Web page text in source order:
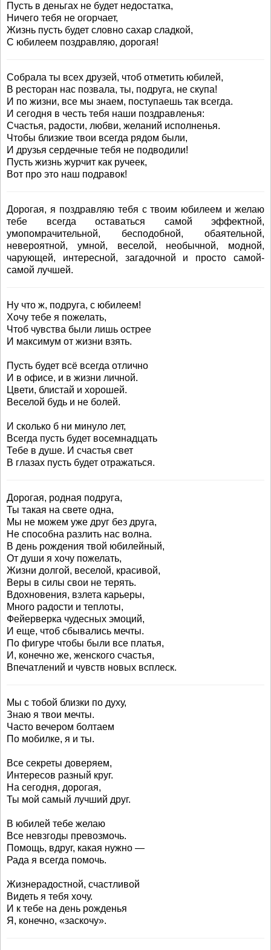
Пусть в деньгах не будет недостатка,
Ничего тебя не огорчает,
Жизнь пусть будет словно сахар сладкой,
С юбилеем поздравляю, дорогая!
Собрала ты всех друзей, чтоб отметить юбилей,
В ресторан нас позвала, ты, подруга, не скупа!
И по жизни, все мы знаем, поступаешь так всегда.
И сегодня в честь тебя наши поздравленья:
Счастья, радости, любви, желаний исполненья.
Чтобы близкие твои всегда рядом были,
И друзья сердечные тебя не подводили!
Пусть жизнь журчит как ручеек,
Вот про это наш подравок!
Дорогая, я поздравляю тебя с твоим юбилеем и желаю
тебе всегда оставаться самой эффектной,
умопомрачительной, бесподобной, обаятельной,
невероятной, умной, веселой, необычной, модной,
чарующей, интересной, загадочной и просто самой-
самой лучшей.
Ну что ж, подруга, с юбилеем!
Хочу тебе я пожелать,
Чтоб чувства были лишь острее
И максимум от жизни взять.
Пусть будет всё всегда отлично
И в офисе, и в жизни личной.
Цвети, блистай и хорошей.
Веселой будь и не болей.
И сколько б ни минуло лет,
Всегда пусть будет восемнадцать
Тебе в душе. И счастья свет
В глазах пусть будет отражаться.
Дорогая, родная подруга,
Ты такая на свете одна,
Мы не можем уже друг без друга,
Не способна разлить нас волна.
В день рождения твой юбилейный,
От души я хочу пожелать,
Жизни долгой, веселой, красивой,
Веры в силы свои не терять.
Вдохновения, взлета карьеры,
Много радости и теплоты,
Фейерверка чудесных эмоций,
И еще, чтоб сбывались мечты.
По фигуре чтобы были все платья,
И, конечно же, женского счастья,
Впечатлений и чувств новых всплеск.
Мы с тобой близки по духу,
Знаю я твои мечты.
Часто вечером болтаем
По мобилке, я и ты.
Все секреты доверяем,
Интересов разный круг.
На сегодня, дорогая,
Ты мой самый лучший друг.
В юбилей тебе желаю
Все невзгоды превозмочь.
Помощь, вдруг, какая нужно —
Рада я всегда помочь.
Жизнерадостной, счастливой
Видеть я тебя хочу.
И к тебе на день рожденья
Я, конечно, «заскочу».